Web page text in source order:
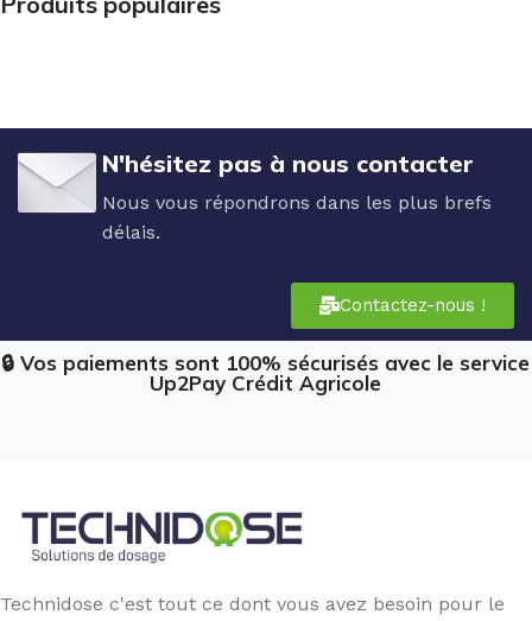
N'hésitez pas à nous contacter
Nous vous répondrons dans les plus brefs
délais.
Contactez-nous !
🔒 Vos paiements sont 100% sécurisés avec le service
Up2Pay Crédit Agricole
Technidose c'est tout ce dont vous avez besoin pour le